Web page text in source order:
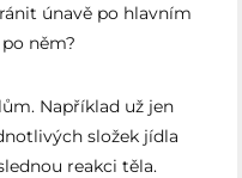
únavě po hlavním
něm?
Například už jen
složek jídla
reakci těla.